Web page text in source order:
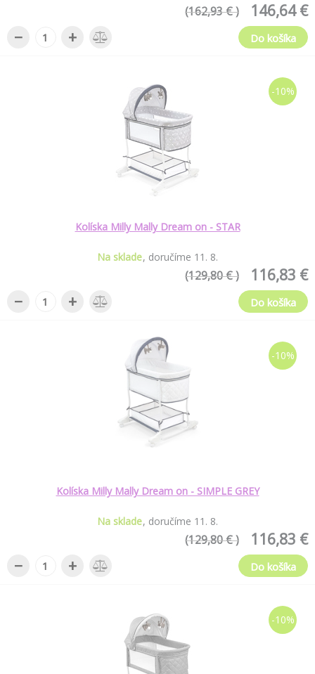
146,64 €
(162,93 € )
− + Do košíka
-10%
Kolíska Milly Mally Dream on - STAR
Na sklade doručíme 11 . 8.
116,83 €
(129,80 € )
− + Do košíka
-10%
Kolíska Milly Mally Dream on - SIMPLE GREY
Na sklade doručíme 11 . 8.
116,83 €
(129,80 € )
− + Do košíka
-10%